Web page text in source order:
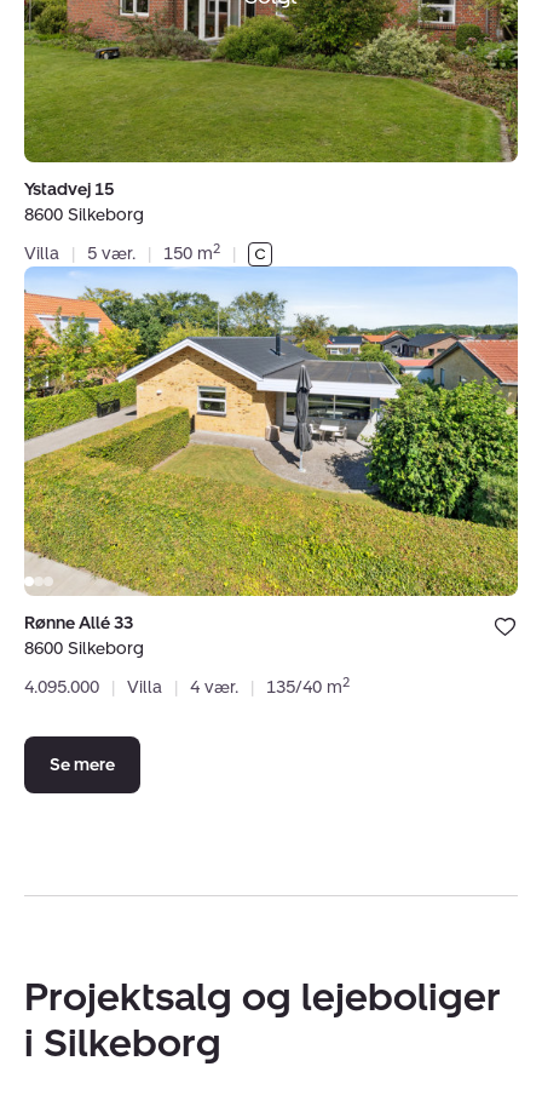
Ystadvej 15
8600 Silkeborg
Villa
| 5 vær. | 150 m2 |
Villa:
Rønne
Allé
33,
8600
Silkeborg
Bolig er
under dine
Rønne Allé 33
8600 Silkeborg
4.095.000
| Villa | 4 vær. | 135/40 m2
Se mere
Projektsalg og lejeboliger
i Silkeborg